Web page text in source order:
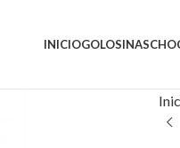
INICIOGOLOSINAS